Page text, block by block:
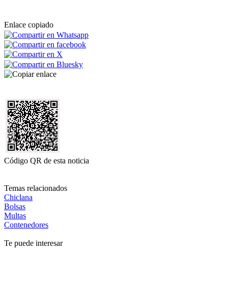
Enlace copiado
Código QR de esta noticia
Temas relacionados
Chiclana
Bolsas
Multas
Contenedores
Te puede interesar